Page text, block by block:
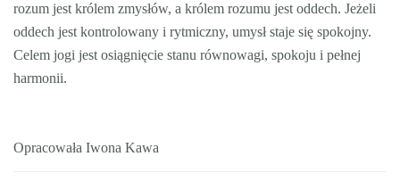
rozum jest królem zmysłów, a królem rozumu jest oddech. Jeżeli
oddech jest kontrolowany i rytmiczny, umysł staje się spokojny.
Celem jogi jest osiągnięcie stanu równowagi, spokoju i pełnej
harmonii.
Opracowała Iwona Kawa